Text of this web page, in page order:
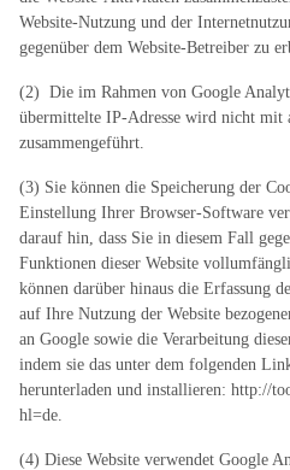
Website-Nutzung und der
gegenüber dem Website-Betreiber zu
(2) Die im Rahmen von Google
übermittelte IP-Adresse wird nicht mit
zusammengeführt.
(3) Sie können die Speicherung der
Einstellung Ihrer Browser-Software
darauf hin, dass Sie in diesem Fall
Funktionen dieser Website
können darüber hinaus die Erfassung
auf Ihre Nutzung der Website
an Google sowie die Verarbeitung
indem sie das unter dem folgenden
herunterladen und installieren: http://
hl=de.
(4) Diese Website verwendet Google